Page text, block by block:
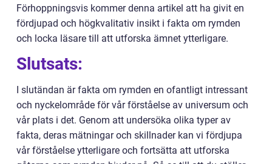
Förhoppningsvis kommer denna artikel att ha givit en
fördjupad och högkvalitativ insikt i fakta om rymden
och locka läsare till att utforska ämnet ytterligare.
Slutsats:
I slutändan är fakta om rymden en ofantligt intressant
och nyckelområde för vår förståelse av universum och
vår plats i det. Genom att undersöka olika typer av
fakta, deras mätningar och skillnader kan vi fördjupa
vår förståelse ytterligare och fortsätta att utforska